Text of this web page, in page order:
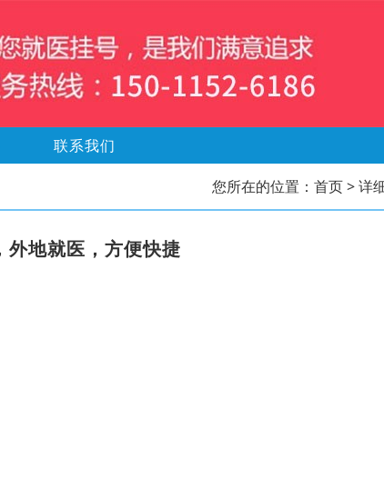
联系我们
您所在的位置： 首页> 详
外地就医，方便快捷